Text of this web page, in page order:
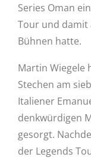
Series Oman
Tour und damit
Bühnen hatte.
Martin Wiegele
Stechen am
Italiener
denkwürdigen
gesorgt.
der Legends